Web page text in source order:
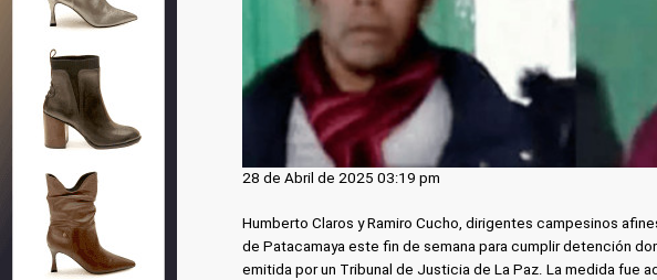
28 de Abril de 2025 03:19 pm
Humberto Claros y Ramiro Cucho, dirigentes campesinos
de Patacamaya este fin de semana para cumplir detención
emitida por un Tribunal de Justicia de La Paz. La medida fue